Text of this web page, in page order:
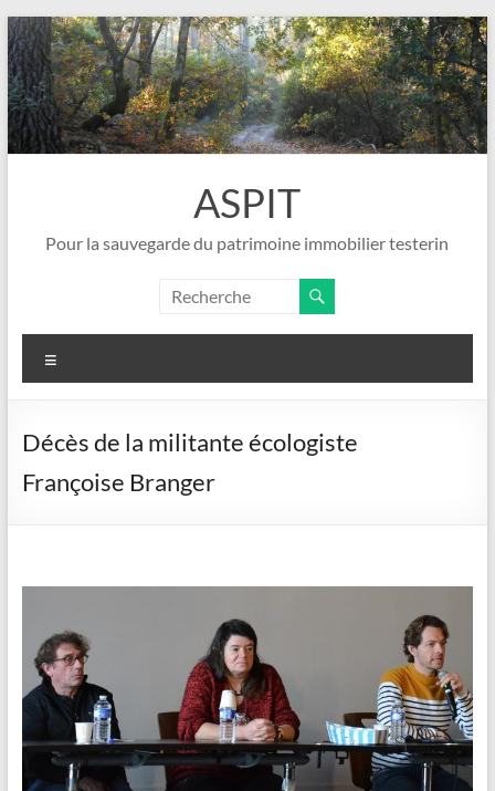
Aller
au
contenu
ASPIT
Pour la sauvegarde du patrimoine immobilier testerin
Décès de la militante écologiste
Françoise Branger